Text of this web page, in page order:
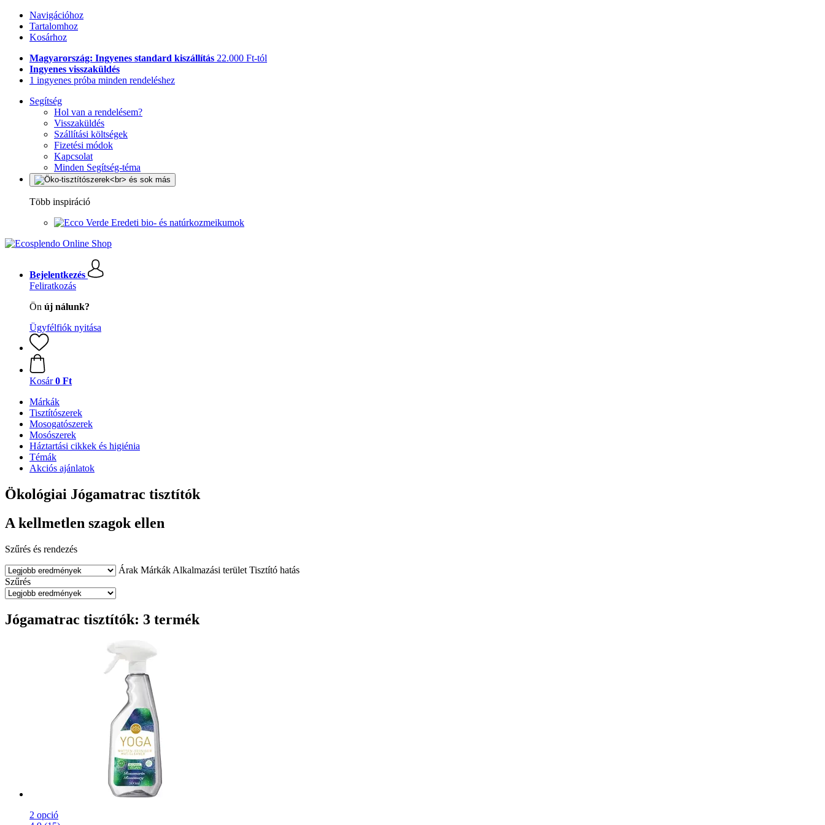
Navigációhoz
Tartalomhoz
Kosárhoz
Magyarország: Ingyenes standard kiszállítás 22.000 Ft-tól
Ingyenes visszaküldés
1 ingyenes próba minden rendeléshez
Segítség
Hol van a rendelésem?
Visszaküldés
Szállítási költségek
Fizetési módok
Kapcsolat
Minden Segítség-téma
Több inspiráció
Eredeti bio- és natúrkozmeikumok
Bejelentkezés
Feliratkozás
Ön új nálunk?
Ügyfélfiók nyitása
Kosár 0 Ft
Márkák
Tisztítószerek
Mosogatószerek
Mosószerek
Háztartási cikkek és higiénia
Témák
Akciós ajánlatok
Ökológiai Jógamatrac tisztítók
A kellmetlen szagok ellen
Szűrés és rendezés
Árak Márkák Alkalmazási terület Tisztító hatás
Szűrés
Jógamatrac tisztítók: 3 termék
2 opció